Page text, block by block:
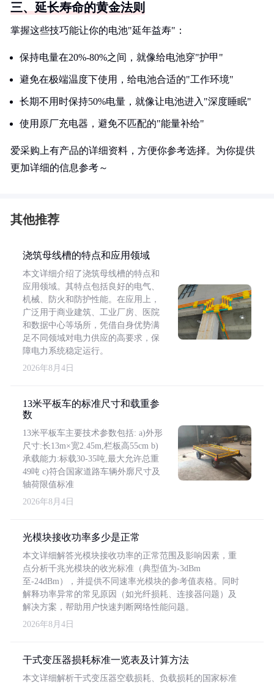
三、延长寿命的黄金法则
掌握这些技巧能让你的电池"延年益寿"：
保持电量在20%-80%之间，就像给电池穿"护甲"
避免在极端温度下使用，给电池合适的"工作环境"
长期不用时保持50%电量，就像让电池进入"深度睡眠"
使用原厂充电器，避免不匹配的"能量补给"
爱采购上有产品的详细资料，方便你参考选择。为你提供
更加详细的信息参考～
其他推荐
浇筑母线槽的特点和应用领域
本文详细介绍了浇筑母线槽的特点和
应用领域。其特点包括良好的电气、
机械、防火和防护性能。在应用上，
广泛用于商业建筑、工业厂房、医院
和数据中心等场所，凭借自身优势满
足不同领域对电力供应的高要求，保
障电力系统稳定运行。
2026年8月4日
13米平板车的标准尺寸和载重参
数
13米平板车主要技术参数包括: a)外形
尺寸:长13m×宽2.45m,栏板高55cm b)
承载能力:标载30-35吨,最大允许总重
49吨 c)符合国家道路车辆外廓尺寸及
轴荷限值标准
2026年8月4日
光模块接收功率多少是正常
本文详细解答光模块接收功率的正常范围及影响因素，重
点分析千兆光模块的收光标准（典型值为-3dBm
至-24dBm），并提供不同速率光模块的参考值表格。同时
解释功率异常的常见原因（如光纤损耗、连接器问题）及
解决方案，帮助用户快速判断网络性能问题。
2026年8月4日
干式变压器损耗标准一览表及计算方法
本文详细解析干式变压器空载损耗、负载损耗的国家标准